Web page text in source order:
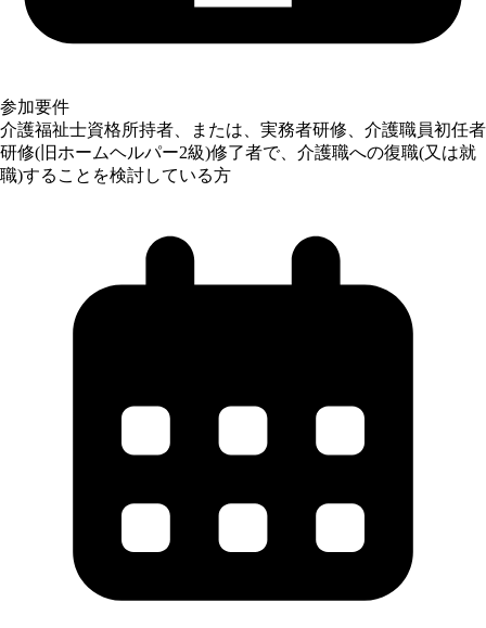
参加要件
介護福祉士資格所持者、または、実務者研修、介護職員初任者
研修(旧ホームヘルパー2級)修了者で、介護職への復職(又は就
職)することを検討している方